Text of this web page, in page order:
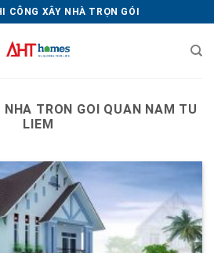
CÔNG XÂY NHÀ TRỌN GÓI
NHA TRON GOI QUAN NAM TU
LIEM